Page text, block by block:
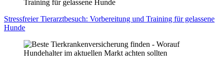
Stress­frei­er Tier­arzt­be­such: Vor­be­rei­tung und Trai­ning für gelas­se­ne
Hun­de